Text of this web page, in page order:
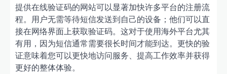
提供在线验证码的网站可以显著加快许多平台的注册流
程。用户无需等待短信发送到自己的设备；他们可以直
接在网络界面上获取验证码。这对于使用海外平台尤其
有用，因为短信通常需要很长时间才能到达。更快的验
证意味着您可以更快地访问服务、提高工作效率并获得
更好的整体体验。